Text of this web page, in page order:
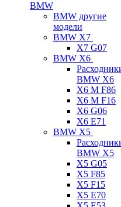
BMW
BMW другие
модели
BMW X7
X7 G07
BMW X6
BMW X6
X6 M F86
X6 M F16
X6 G06
X6 E71
BMW X5
BMW X5
X5 G05
X5 F85
X5 F15
X5 E70